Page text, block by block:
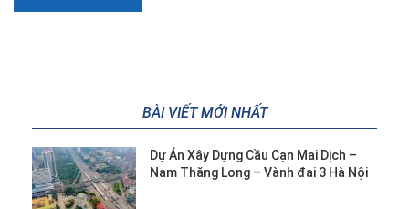
BÀI VIẾT MỚI NHẤT
Dự Án Xây Dựng Cầu Cạn Mai Dịch –
Nam Thăng Long – Vành đai 3 Hà Nội